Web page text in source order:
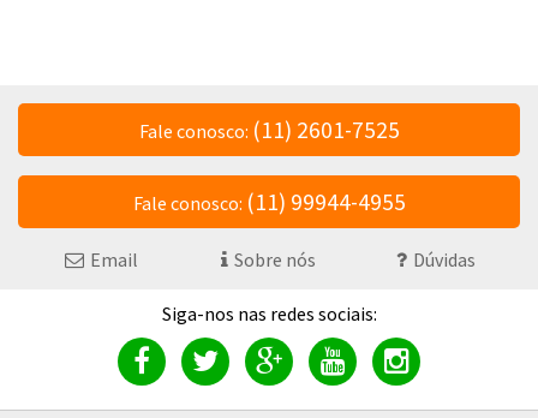
Fale conosco: (11) 2601-7525
Fale conosco: (11) 99944-4955
Email Sobre nós Dúvidas